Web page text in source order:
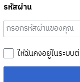
รหัสผ่าน
ให้ฉันคงอยู่ในระบบ